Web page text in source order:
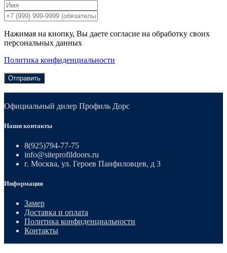
Нажимая на кнопку, Вы даете согласие на обработку своих
персональных данных
Политика конфиденциальности
Отправить
Официальный дилер Профиль Дорс
Наши контакты
8(925)794-77-75
info@siteprofildoors.ru
г. Москва, ул. Героев Панфиловцев, д 3
Информация
Замер
Доставка и оплата
Политика конфиденциальности
Контакты